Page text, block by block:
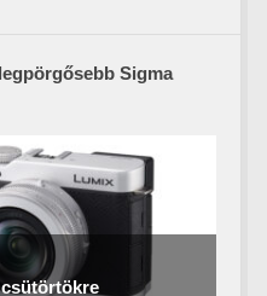
Sigma